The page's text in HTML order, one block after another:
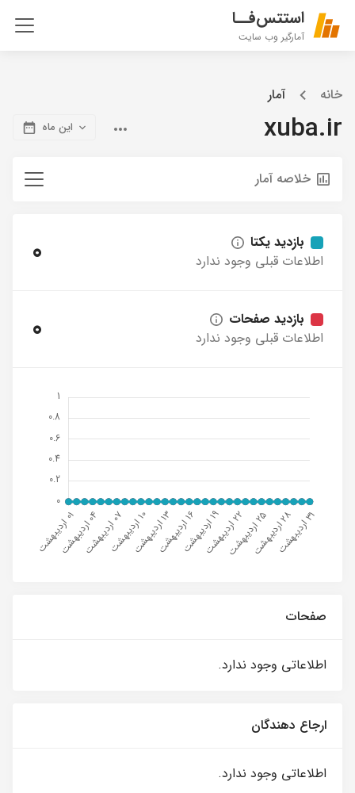
استتس‌فــا
آمارگیر وب سایت
خانه آمار
xuba.ir این ماه
خلاصه آمار
بازدید یکتا
اطلاعات قبلی وجود ندارد
0
بازدید صفحات
اطلاعات قبلی وجود ندارد
0
صفحات
اطلاعاتی وجود ندارد.
ارجاع دهندگان
اطلاعاتی وجود ندارد.